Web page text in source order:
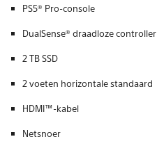
PS5® Pro-console
DualSense® draadloze controller
2 TB SSD
2 voeten horizontale standaard
HDMI™-kabel
Netsnoer